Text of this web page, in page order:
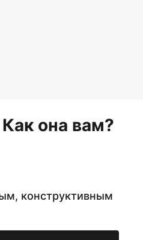
она вам?
конструктивным